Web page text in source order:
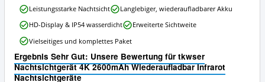
Nachtsichtgerät
erhältlich?
Ergebnis Sehr Gut: Unsere Bewertung für tkwser
Nachtsichtgerät 4K 2600mAh Wiederaufladbar Infrarot
Nachtsichtgeräte
tkwser
Nachtsichtgerät
4K
2600mAh
Wiederaufladbar
Infrarot
Nachtsichtgeräte
Leistungsstarke Nachtsicht
Langlebiger, wiederaufladbarer Akku
HD-Display & IP54 wasserdicht
Erweiterte Sichtweite
Vielseitiges und komplettes Paket